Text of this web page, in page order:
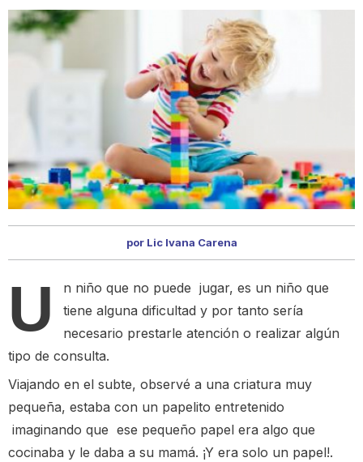
por Lic Ivana Carena
U
n niño que no puede jugar, es un niño que
tiene alguna dificultad y por tanto sería
necesario prestarle atención o realizar algún
tipo de consulta.
Viajando en el subte, observé a una criatura muy
pequeña, estaba con un papelito entretenido
imaginando que ese pequeño papel era algo que
cocinaba y le daba a su mamá. ¡Y era solo un papel!.